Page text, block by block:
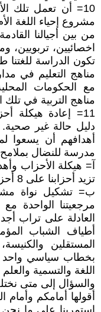
10= أن تعمل تلك
مشروع إحياء اللغة
من بين أجيالنا
اخصائيين،
تكون الدراسة للغتنا
مناهج التعليم في
مع الحكومات
مناهج التربية في تلك
11= إعادة هيكلة
دليل حالة غير صحية.
أهدافهم أن يسعوا
مدرسة للنضال
آ= هيكلة الأحزاب
تزيد أحزابنا على 8 أحزاب.
ب= تشكيل نواة
مرجعيتنا الواحدة
العادلة على تراب
أطياف الشباب
المستقلين
بخطاب سياسي واحد
اللغة والتسمية
والسؤال إلى متى
أقولها أمامكم وأمام